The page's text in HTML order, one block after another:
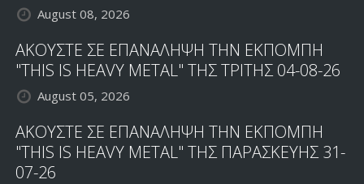
August 08, 2026
ΑΚΟΥΣΤΕ ΣΕ ΕΠΑΝΑΛΗΨΗ ΤΗΝ ΕΚΠΟΜΠΗ
"THIS IS HEAVY METAL" ΤΗΣ ΤΡΙΤΗΣ 04-08-26
August 05, 2026
ΑΚΟΥΣΤΕ ΣΕ ΕΠΑΝΑΛΗΨΗ ΤΗΝ ΕΚΠΟΜΠΗ
"THIS IS HEAVY METAL" ΤΗΣ ΠΑΡΑΣΚΕΥΗΣ 31-
07-26